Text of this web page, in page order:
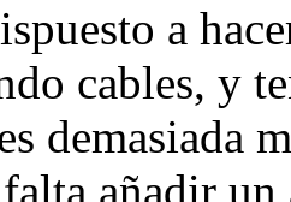
a
cables, y
demasiada
añadir